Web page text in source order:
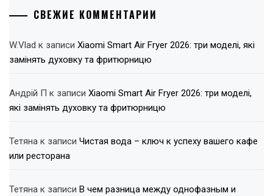
СВЕЖИЕ КОММЕНТАРИИ
W.Vlad к записи Xiaomi Smart Air Fryer 2026: три моделі, які
замінять духовку та фритюрницю
Андрій П к записи Xiaomi Smart Air Fryer 2026: три моделі,
які замінять духовку та фритюрницю
Тетяна к записи Чистая вода – ключ к успеху вашего кафе
или ресторана
Тетяна к записи В чем разница между однофазным и